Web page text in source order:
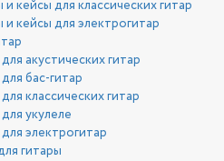
кейсы для классических гитар
кейсы для электрогитар
акустических гитар
бас-гитар
классических гитар
укулеле
электрогитар
гитары